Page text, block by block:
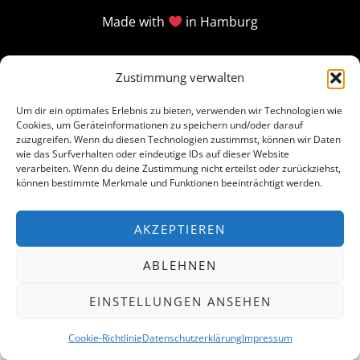
Zustimmung verwalten
Um dir ein optimales Erlebnis zu bieten, verwenden wir Technologien wie
Cookies, um Geräteinformationen zu speichern und/oder darauf
zuzugreifen. Wenn du diesen Technologien zustimmst, können wir Daten
wie das Surfverhalten oder eindeutige IDs auf dieser Website
verarbeiten. Wenn du deine Zustimmung nicht erteilst oder zurückziehst,
können bestimmte Merkmale und Funktionen beeinträchtigt werden.
AKZEPTIEREN
ABLEHNEN
EINSTELLUNGEN ANSEHEN
Cookie-RichtlinieDatenschutzerklärungImpressum
Made with in Hamburg